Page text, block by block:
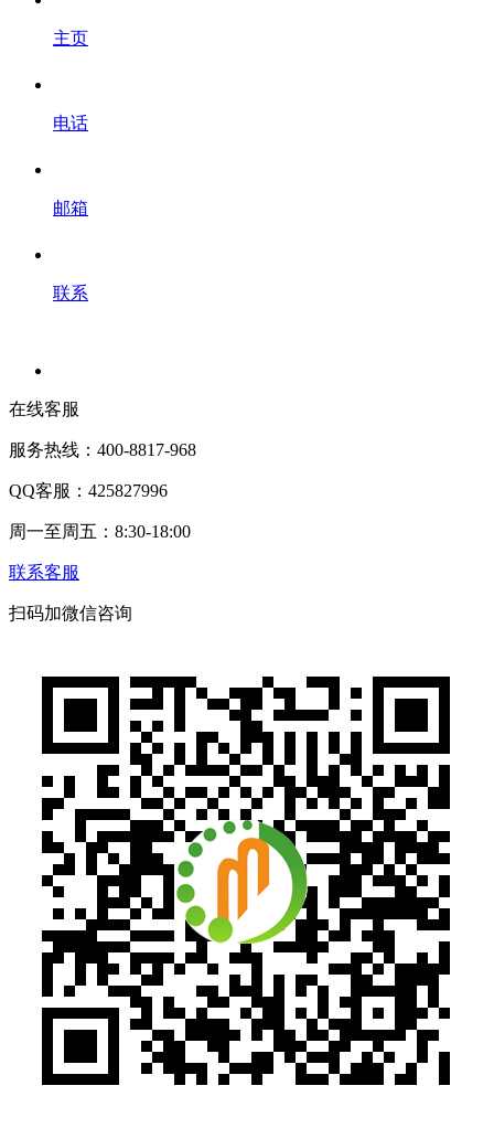
主页
电话
邮箱
联系
在线客服
服务热线：400-8817-968
QQ客服：425827996
周一至周五：8:30-18:00
联系客服
扫码加微信咨询